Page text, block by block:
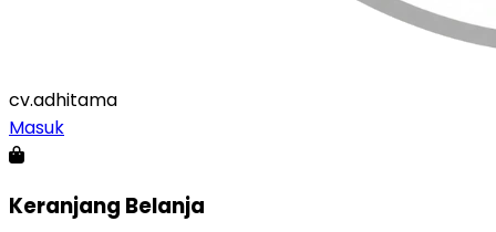
cv.adhitama
Masuk
Keranjang Belanja